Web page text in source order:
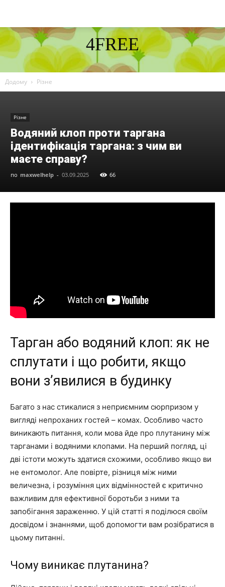
4FREE
DISCOVER THE ART OF PUBLISHING
Додому Різне
Різне
Водяний клоп проти таргана
ідентифікація таргана: з чим ви
маєте справу?
по maxwelhelp - 03.09.2025 66
Тарган або водяний клоп: як не
сплутати і що робити, якщо
вони з’явилися в будинку
Багато з нас стикалися з неприємним сюрпризом у
вигляді непроханих гостей – комах. Особливо часто
виникають питання, коли мова йде про плутанину між
тарганами і водяними клопами. На перший погляд, ці
дві істоти можуть здатися схожими, особливо якщо ви
не ентомолог. Але повірте, різниця між ними
величезна, і розуміння цих відмінностей є критично
важливим для ефективної боротьби з ними та
запобігання зараженню. У цій статті я поділюся своїм
досвідом і знаннями, щоб допомогти вам розібратися в
цьому питанні.
Чому виникає плутанина?